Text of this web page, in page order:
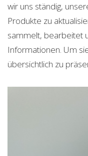
wir uns ständig,
Produkte zu
sammelt, bearbeitet
Informationen. Um
übersichtlich zu